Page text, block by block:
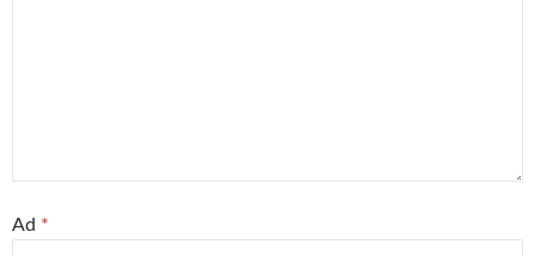
Ad *